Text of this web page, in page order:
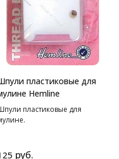
пластиковые для
Hemline
пластиковые для
руб.